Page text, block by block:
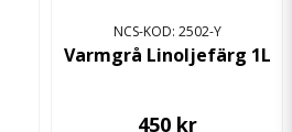
NCS-KOD: 2502-Y
Varmgrå Linoljefärg 1L
450 kr